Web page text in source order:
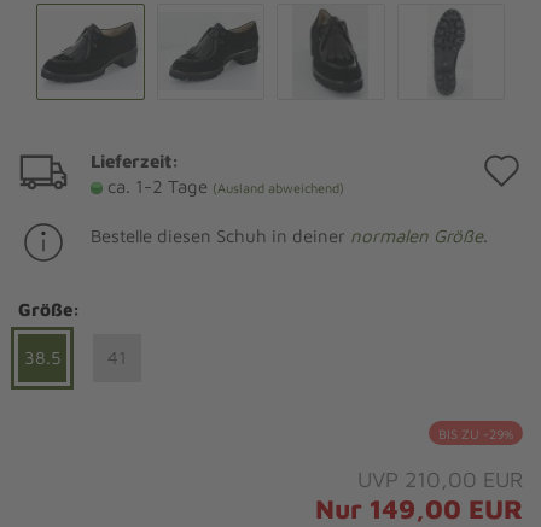
Lieferzeit:
ca. 1-2 Tage (Ausland abweichend)
Bestelle diesen Schuh in deiner normalen Größe.
Größe:
38.5 41
BIS ZU -29%
UVP 210,00 EUR
Nur 149,00 EUR